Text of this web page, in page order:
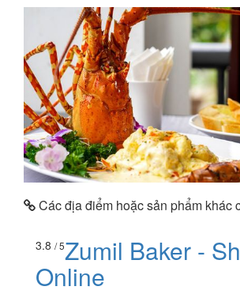
Các địa điểm hoặc sản phẩm khác
3.8 / 5Zumil Baker -
Online